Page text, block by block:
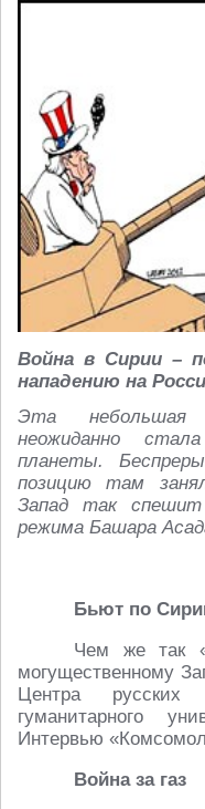
Война в Сирии –
нападению на
Эта небольшая
неожиданно
планеты.
позицию там
Запад так
режима Башара
Бьют по
Чем же так
могущественному
Центра русских
гуманитарного
Интервью
Война за газ